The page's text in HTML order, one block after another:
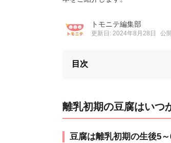
トモニテ編集部
更新日: 2024年8月28日 公
目次
離乳初期の豆腐はいつ
豆腐は離乳初期の生後5